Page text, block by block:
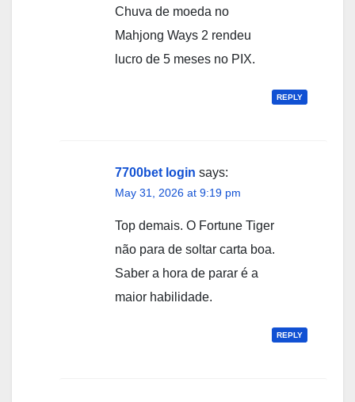
Chuva de moeda no
Mahjong Ways 2 rendeu
lucro de 5 meses no PIX.
REPLY
7700bet login says:
May 31, 2026 at 9:19 pm
Top demais. O Fortune Tiger
não para de soltar carta boa.
Saber a hora de parar é a
maior habilidade.
REPLY